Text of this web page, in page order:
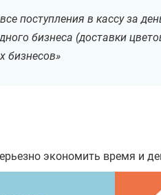
поступления в кассу за
бизнеса (доставки
бизнесов»
экономить время и
и
Ваш